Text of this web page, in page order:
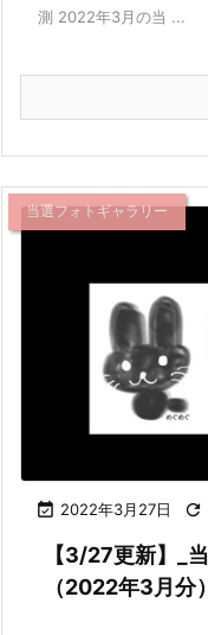
測 2022年3月の当 ...
 2022年3月27日 
当選フォトギャラリー
【3/27更新】_
（2022年3月分）